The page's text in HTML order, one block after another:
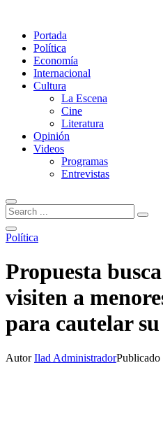
Portada
Política
Economía
Internacional
Cultura
La Escena
Cine
Literatura
Opinión
Videos
Programas
Entrevistas
Política
Propuesta
visiten a
para cautelar
AutorIlad AdministradorPublicado